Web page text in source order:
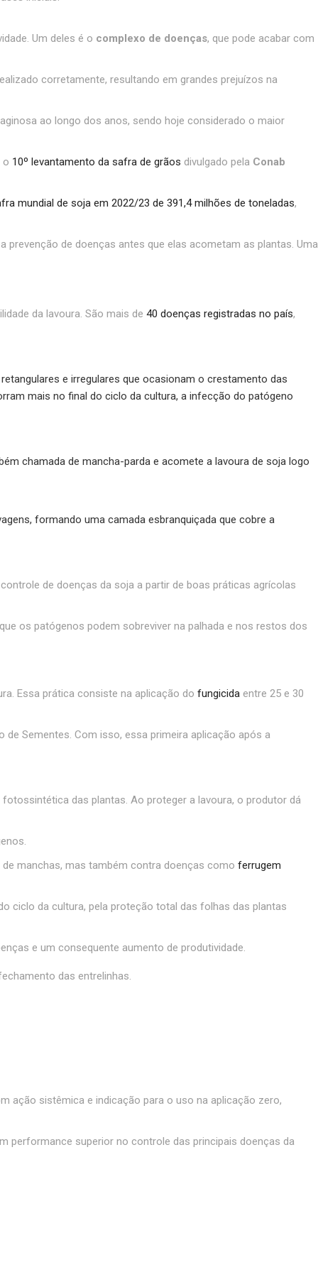
Um deles é o complexo de doenças, que pode acabar com
corretamente, resultando em grandes prejuízos na
ao longo dos anos, sendo hoje considerado o maior
o 10º levantamento da safra de grãos divulgado pela Conab
mundial de soja em 2022/23 de 391,4 milhões de toneladas,
prevenção de doenças antes que elas acometam as plantas. Uma
da lavoura. São mais de 40 doenças registradas no país,
e irregulares que ocasionam o crestamento das
mais no final do ciclo da cultura, a infecção do patógeno
chamada de mancha-parda e acomete a lavoura de soja logo
formando uma camada esbranquiçada que cobre a
de doenças da soja a partir de boas práticas agrícolas
os patógenos podem sobreviver na palhada e nos restos dos
Essa prática consiste na aplicação do fungicida entre 25 e 30
Sementes. Com isso, essa primeira aplicação após a
das plantas. Ao proteger a lavoura, o produtor dá
manchas, mas também contra doenças como ferrugem
ciclo da cultura, pela proteção total das folhas das plantas
e um consequente aumento de produtividade.
das entrelinhas.
ação sistêmica e indicação para o uso na aplicação zero,
performance superior no controle das principais doenças da